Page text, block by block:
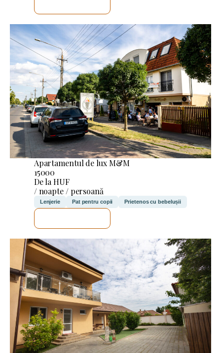
Apartamentul de lux M&M
15000
De la HUF
/ noapte / persoană
Lenjerie Pat pentru copii Prietenos cu bebelușii